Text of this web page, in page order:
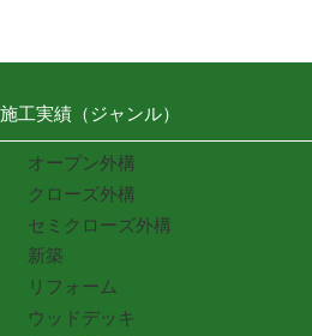
施工実績（ジャンル）
オープン外構
クローズ外構
セミクローズ外構
新築
リフォーム
ウッドデッキ